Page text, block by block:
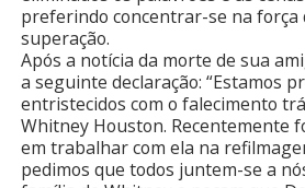
preferindo concentrar-se na força
superação.
Após a notícia da morte de sua
a seguinte declaração: “Estamos
entristecidos com o falecimento
Whitney Houston. Recentemente
em trabalhar com ela na
pedimos que todos juntem-se a